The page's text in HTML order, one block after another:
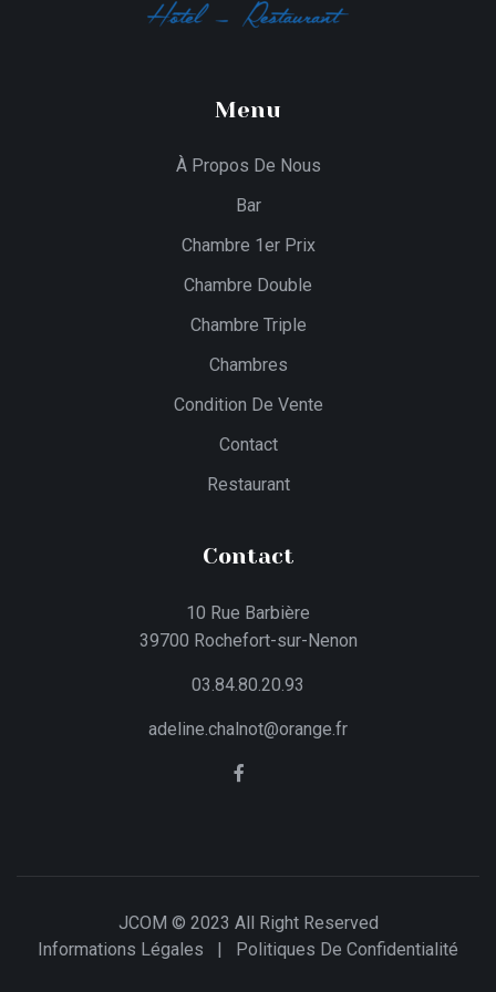
Menu
À Propos De Nous
Bar
Chambre 1er Prix
Chambre Double
Chambre Triple
Chambres
Condition De Vente
Contact
Restaurant
Contact
10 Rue Barbière
39700 Rochefort-sur-Nenon
03.84.80.20.93
adeline.chalnot@orange.fr
JCOM © 2023 All Right Reserved
Informations Légales | Politiques De Confidentialité